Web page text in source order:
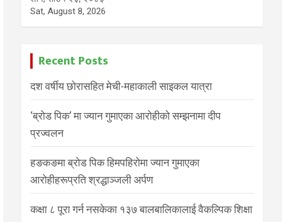
Sat, August 8, 2026
Recent Posts
दश वर्षीय छोरासहित मेची-महाकाली साइकल यात्रा
‘ब्रोड पिक’ मा ज्यान गुमाएका आरोहीको सम्झनामा दीप
प्रज्वलन
हङकङमा ब्रोड पिक हिमपहिरोमा ज्यान गुमाएका
आरोहीहरूप्रति श्रद्धाञ्जली अर्पण
कक्षा ८ पूरा गर्न नसकेका १३७ बालबालिकालाई वैकल्पिक शिक्षा